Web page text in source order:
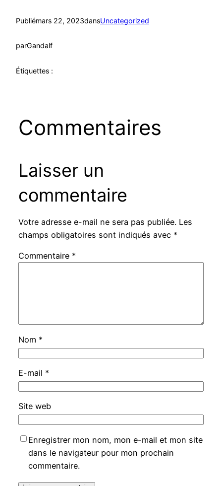
Publiémars 22, 2023dansUncategorized
parGandalf
Étiquettes :
Commentaires
Laisser un
commentaire
Votre adresse e-mail ne sera pas publiée. Les
champs obligatoires sont indiqués avec *
Commentaire *
Nom *
E-mail *
Site web
Enregistrer mon nom, mon e-mail et mon site
dans le navigateur pour mon prochain
commentaire.